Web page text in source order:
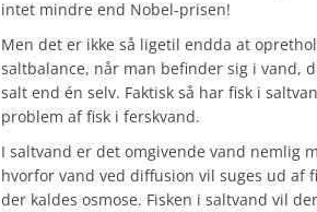
intet mindre end Nobel-prisen!
Men det er ikke så ligetil endda at
saltbalance, når man befinder sig i vand,
salt end én selv. Faktisk så har fisk i
problem af fisk i ferskvand.
I saltvand er det omgivende vand nemlig
hvorfor vand ved diffusion vil suges ud af
der kaldes osmose. Fisken i saltvand vil